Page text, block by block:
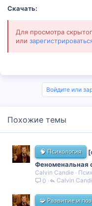
Скачать:
Для просмотра
или
Войдите или
Похожие темы
🧠 Психология
Феноменальная
Calvin Candie
0
Calvin
🧩 Развитие и